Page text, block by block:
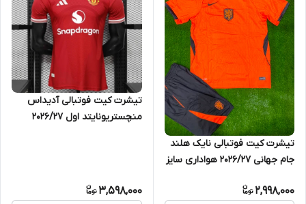
تیشرت کیت فوتبالی نایک هلند‌
جام جهانی ۲۰۲۶/۲۷ هواداری سایز
2XL
2,998,000
تیشرت کیت فوتبالی آدیداس
منچستریونایتد اول ۲۰۲۶/۲۷
3,598,000